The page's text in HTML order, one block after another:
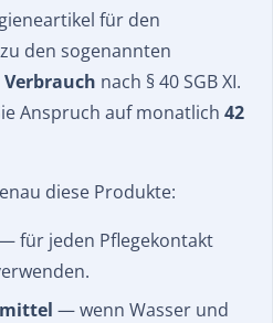
für den
den sogenannten
nach § 40 SGB XI.
Anspruch auf monatlich42
diese Produkte:
für jeden Pflegekontakt
— wenn Wasser und